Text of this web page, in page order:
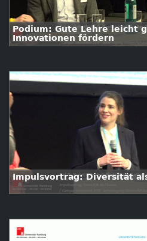
Podium: Gute Lehre leicht
Innovationen fördern
Impulsvortrag: Diversität